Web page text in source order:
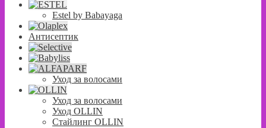
Estel by Babayaga
Антисептик
Уход за волосами
Уход за волосами
Уход OLLIN
Стайлинг OLLIN